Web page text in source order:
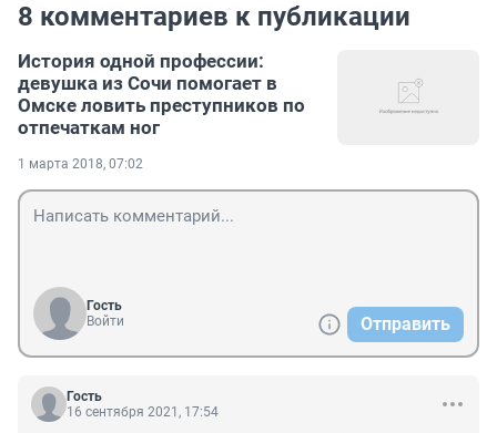
8 комментариев к публикации
История одной профессии:
девушка из Сочи помогает в
Омске ловить преступников по
отпечаткам ног
1 марта 2018, 07:02
Гость
Войти
Отправить
Гость
16 сентября 2021, 17:54